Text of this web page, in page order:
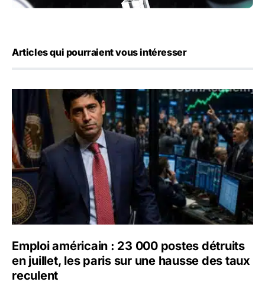
Articles qui pourraient vous intéresser
Emploi américain : 23 000 postes détruits en juillet, les
Emploi américain : 23 000 postes détruits
en juillet, les paris sur une hausse des taux
reculent